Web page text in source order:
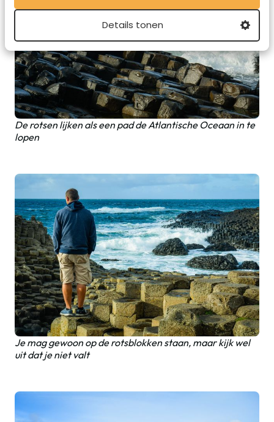
Details tonen
De rotsen lijken als een pad de Atlantische Oceaan in te
lopen
Je mag gewoon op de rotsblokken staan, maar kijk wel
uit dat je niet valt